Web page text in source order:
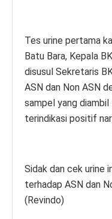
Tes urine pertama
Batu Bara, Kepala
disusul Sekretaris
ASN dan Non ASN
sampel yang
terindikasi positif
Sidak dan cek urine
terhadap ASN dan
(Revindo)